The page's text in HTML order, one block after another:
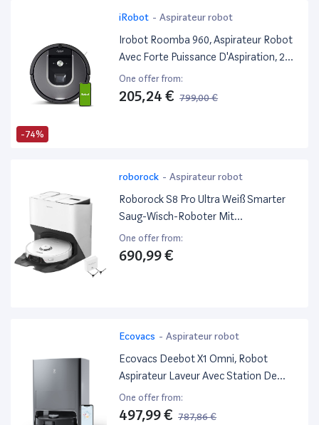
-74%
iRobot - Aspirateur robot
Irobot Roomba 960, Aspirateur Robot
Avec Forte Puissance D'Aspiration, 2
Brosses Anti-Emmêlement, Idéal Pour
Animaux, Capteurs De Poussière,
One offer from:
205,24 € 799,00 €
roborock - Aspirateur robot
Roborock S8 Pro Ultra Weiß Smarter
Saug-Wisch-Roboter Mit
Reinigungsstation
One offer from:
690,99 €
Ecovacs - Aspirateur robot
Ecovacs Deebot X1 Omni, Robot
Aspirateur Laveur Avec Station De
Nettoyage Multifonctionnelle,
Puissance D'Aspiration 5000Pa,
One offer from:
497,99 € 787,86 €